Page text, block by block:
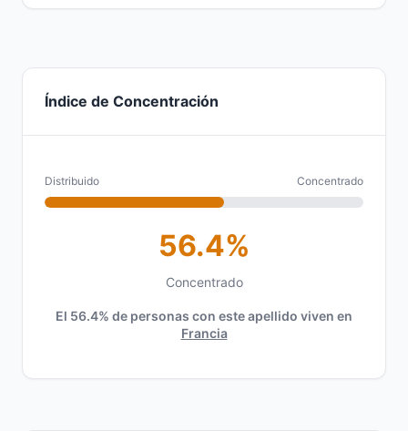
Índice de Concentración
Distribuido Concentrado
56.4%
Concentrado
El 56.4% de personas con este apellido viven en
Francia